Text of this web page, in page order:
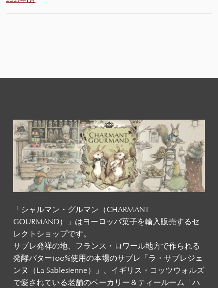
「シャルマン・グルマン（CHARMANT
GOURMAND）」はヨーロッパ菓子を輸入販売するセ
レクトショップです。
サブレ発祥の地、フランス・ロワール地方で作られる
発酵バター100%使用の本場のサブレ「ラ・サブレジェ
ンヌ（La Sablesienne）」、イギリス・コッツウォルズ
で愛されている老舗のベーカリー＆ティールーム「ハ